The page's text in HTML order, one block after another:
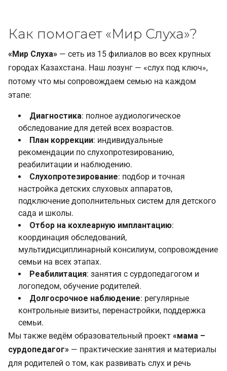
Как помогает «Мир Слуха»?
«Мир Слуха» — сеть из 15 филиалов во всех крупных
городах Казахстана. Наш лозунг — «слух под ключ»,
потому что мы сопровождаем семью на каждом
этапе:
Диагностика: полное аудиологическое
обследование для детей всех возрастов.
План коррекции: индивидуальные
рекомендации по слухопротезированию,
реабилитации и наблюдению.
Слухопротезирование: подбор и точная
настройка детских слуховых аппаратов,
подключение дополнительных систем для детского
сада и школы.
Отбор на кохлеарную имплантацию:
координация обследований,
мультидисциплинарный консилиум, сопровождение
семьи на всех этапах.
Реабилитация: занятия с сурдопедагогом и
логопедом, обучение родителей.
Долгосрочное наблюдение: регулярные
контрольные визиты, перенастройки, поддержка
семьи.
Мы также ведём образовательный проект «мама –
сурдопедагог» — практические занятия и материалы
для родителей о том, как развивать слух и речь